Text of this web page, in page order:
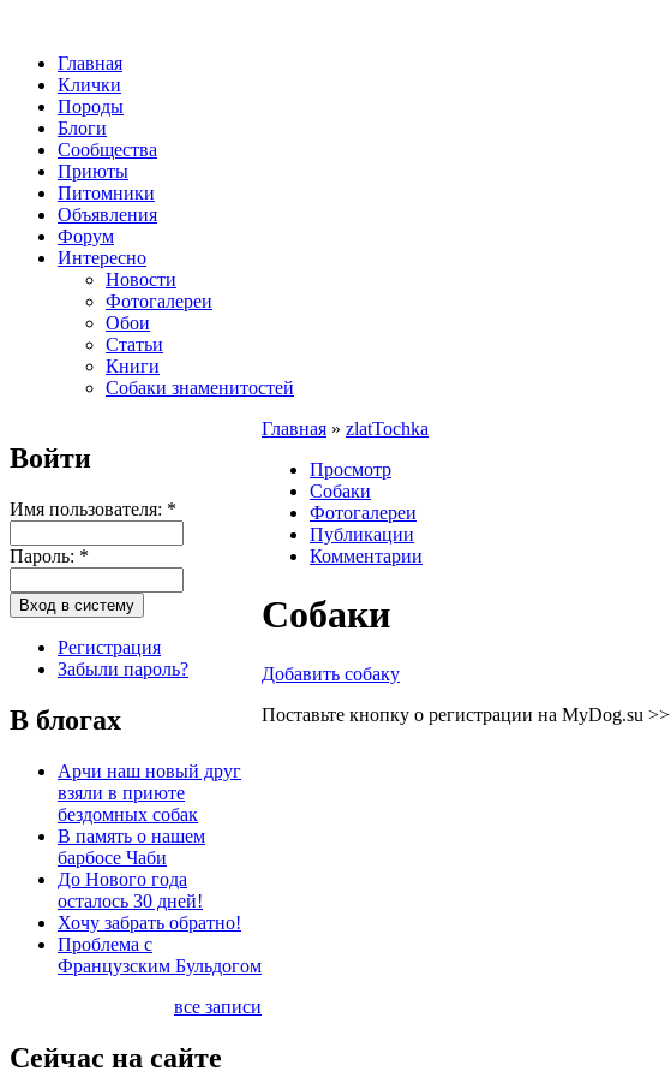
Главная
Клички
Породы
Блоги
Сообщества
Приюты
Питомники
Объявления
Форум
Интересно
Новости
Фотогалереи
Обои
Статьи
Книги
Собаки знаменитостей
Войти
Имя пользователя: *
Пароль: *
Регистрация
Забыли пароль?
В блогах
Арчи наш новый друг
взяли в приюте
бездомных собак
В память о нашем
барбосе Чаби
До Нового года
осталось 30 дней!
Хочу забрать обратно!
Проблема с
Французским Бульдогом
все записи
Сейчас на сайте
Главная » zlatTochka
Просмотр
Собаки
Фотогалереи
Публикации
Комментарии
Собаки
Добавить собаку
Поставьте кнопку о регистрации на MyDog.su >>